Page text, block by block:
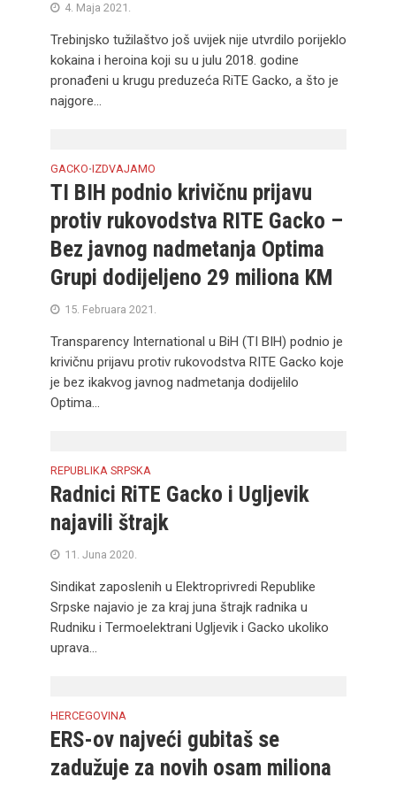
4. Maja 2021.
Trebinjsko tužilaštvo još uvijek nije utvrdilo porijeklo
kokaina i heroina koji su u julu 2018. godine
pronađeni u krugu preduzeća RiTE Gacko, a što je
najgore...
GACKO•IZDVAJAMO
TI BIH podnio krivičnu prijavu
protiv rukovodstva RITE Gacko –
Bez javnog nadmetanja Optima
Grupi dodijeljeno 29 miliona KM
15. Februara 2021.
Transparency International u BiH (TI BIH) podnio je
krivičnu prijavu protiv rukovodstva RITE Gacko koje
je bez ikakvog javnog nadmetanja dodijelilo
Optima...
REPUBLIKA SRPSKA
Radnici RiTE Gacko i Ugljevik
najavili štrajk
11. Juna 2020.
Sindikat zaposlenih u Elektroprivredi Republike
Srpske najavio je za kraj juna štrajk radnika u
Rudniku i Termoelektrani Ugljevik i Gacko ukoliko
uprava...
HERCEGOVINA
ERS-ov najveći gubitaš se
zadužuje za novih osam miliona